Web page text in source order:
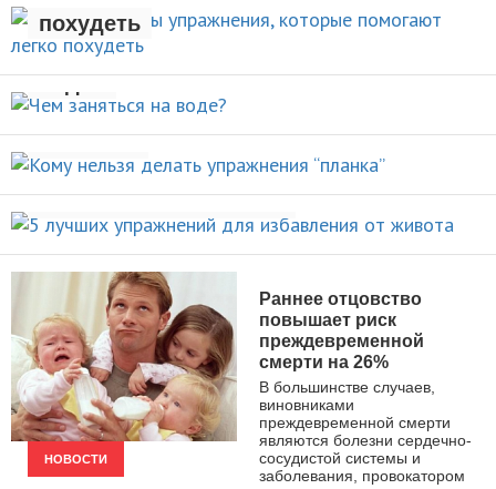
похудеть
НОВОСТИ
Чем заняться на
воде?
ВИДЫ СПОРТА
Кому нельзя делать упражнения
“планка”
НОВОСТИ
5 лучших упражнений для
избавления от живота
ПОХУДЕНИЕ
НОВОСТИ
Раннее отцовство
повышает риск
преждевременной
смерти на 26%
В большинстве случаев,
виновниками
преждевременной смерти
являются болезни сердечно-
сосудистой системы и
заболевания, провокатором